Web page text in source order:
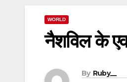
WORLD
नैशविल के
By Ruby__